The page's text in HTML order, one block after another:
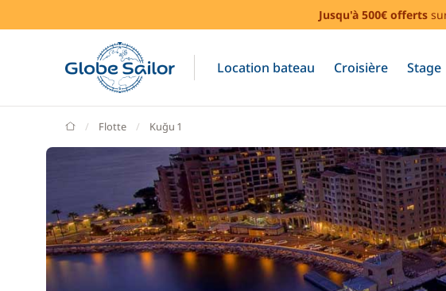
Jusqu'à 500€ offerts
Location bateau Croisière Stage
GlobeSailor
Flotte Kuğu 1